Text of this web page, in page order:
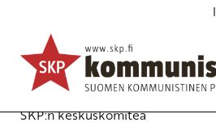
Loppu sodalle –
Afganistanista
Ajankohtaista
16.4.2008 - 10:21
SKP:n keskuskomitea